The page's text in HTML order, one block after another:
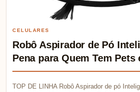
CELULARES
Robô Aspirador de Pó
Pena para Quem Tem Pets
TOP DE LINHA Robô Aspirador de pó